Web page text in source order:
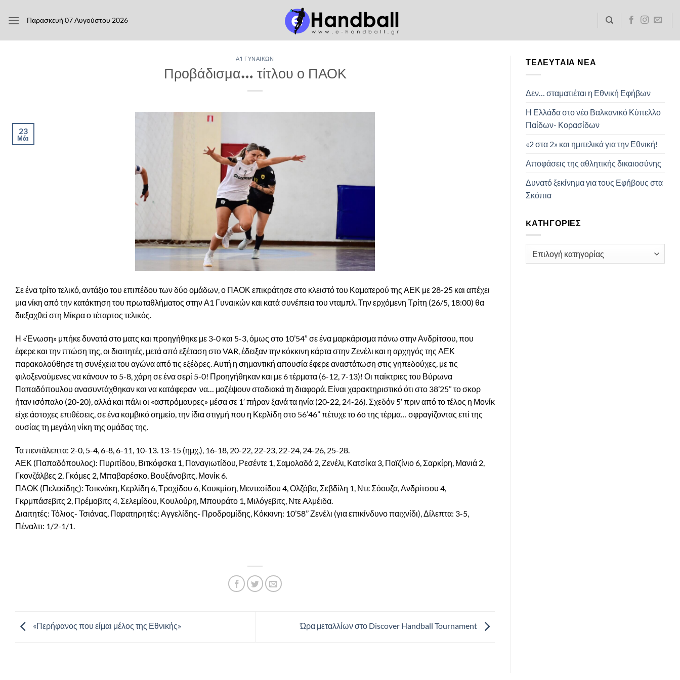
στο
Παρασκευή 07 Αυγούστου 2026
Α1 ΓΥΝΑΙΚΏΝ
Προβάδισμα… τίτλου ο ΠΑΟΚ
23
Μάι
Σε ένα τρίτο τελικό, αντάξιο του επιπέδου των δύο ομάδων, ο ΠΑΟΚ επικράτησε στο κλειστό του Καματερού της ΑΕΚ με 28-25 και απέχει
μια νίκη από την κατάκτηση του πρωταθλήματος στην Α1 Γυναικών και κατά συνέπεια του νταμπλ. Την ερχόμενη Τρίτη (26/5, 18:00) θα
διεξαχθεί στη Μίκρα ο τέταρτος τελικός.
Η «Ένωση» μπήκε δυνατά στο ματς και προηγήθηκε με 3-0 και 5-3, όμως στο 10’54” σε ένα μαρκάρισμα πάνω στην Ανδρίτσου, που
έφερε και την πτώση της, οι διαιτητές, μετά από εξέταση στο VAR, έδειξαν την κόκκινη κάρτα στην Ζενέλι και η αρχηγός της ΑΕΚ
παρακολούθησε τη συνέχεια του αγώνα από τις εξέδρες. Αυτή η σημαντική απουσία έφερε αναστάτωση στις γηπεδούχες, με τις
φιλοξενούμενες να κάνουν το 5-8, χάρη σε ένα σερί 5-0! Προηγήθηκαν και με 6 τέρματα (6-12, 7-13)! Οι παίκτριες του Βύρωνα
Παπαδόπουλου ανασυντάχθηκαν και να κατάφεραν να… μαζέψουν σταδιακά τη διαφορά. Είναι χαρακτηριστικό ότι στο 38’25” το σκορ
ήταν ισόπαλο (20-20), αλλά και πάλι οι «ασπρόμαυρες» μέσα σε 1′ πήραν ξανά τα ηνία (20-22, 24-26). Σχεδόν 5′ πριν από το τέλος η Μονίκ
είχε άστοχες επιθέσεις, σε ένα κομβικό σημείο, την ίδια στιγμή που η Κερλίδη στο 56’46” πέτυχε το 6ο της τέρμα… σφραγίζοντας επί της
ουσίας τη μεγάλη νίκη της ομάδας της.
Τα πεντάλεπτα: 2-0, 5-4, 6-8, 6-11, 10-13. 13-15 (ημχ.), 16-18, 20-22, 22-23, 22-24, 24-26, 25-28.
ΑΕΚ (Παπαδόπουλος): Πυριτίδου, Βιτκόφσκα 1, Παναγιωτίδου, Ρεσέντε 1, Σαμολαδά 2, Ζενέλι, Κατσίκα 3, Παϊζίνιο 6, Σαρκίρη, Μανιά 2,
Γκονζάλβες 2, Γκόμες 2, Μπαβαρέσκο, Βουξάνοβιτς, Μονίκ 6.
ΠΑΟΚ (Πελεκίδης): Τσικνάκη, Κερλίδη 6, Τροχίδου 6, Κουκμίση, Μεντεσίδου 4, Ολζόβα, Σεβδίλη 1, Ντε Σόουζα, Ανδρίτσου 4,
Γκρμπάσεβιτς 2, Πρέμοβιτς 4, Σελεμίδου, Κουλούρη, Μπουράτο 1, Μιλόγεβιτς, Ντε Αλμέιδα.
Διαιτητές: Τόλιος- Τσιάνας, Παρατηρητές: Αγγελίδης- Προδρομίδης, Κόκκινη: 10’58’’ Ζενέλι (για επικίνδυνο παιχνίδι), Δίλεπτα: 3-5,
Πέναλτι: 1/2-1/1.
«Περήφανος που είμαι μέλος της Εθνικής» Ώρα μεταλλίων στο Discover Handball Tournament
ΤΕΛΕΥΤΑΊΑ ΝΈΑ
Δεν… σταματιέται η Εθνική Εφήβων
Η Ελλάδα στο νέο Βαλκανικό Κύπελλο
Παίδων- Κορασίδων
«2 στα 2» και ημιτελικά για την Εθνική!
Αποφάσεις της αθλητικής δικαιοσύνης
Δυνατό ξεκίνημα για τους Εφήβους στα
Σκόπια
KΑΤΗΓΟΡΊΕΣ
Kατηγορίες